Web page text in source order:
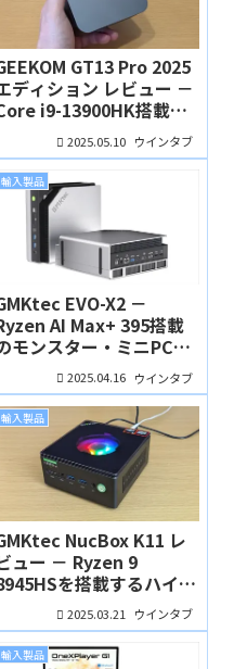
GT13 Pro 2025
ディション レビュー －
i9-13900HK搭載、
そのままでも高性能だが
いじれば化ける」
2025.05.10 ウインタブ
輸入製品
EVO-X2 －
AI Max+ 395搭載
モンスター・ミニPC、
先行予約販売がスター
！64GB/1TBモデルが
ドル（4月16日修正
）
2025.04.16 ウインタブ
輸入製品
NucBox K11 レ
ュー － Ryzen 9
を搭載するハイス
ペック・ハイコスパなミ
PC
2025.03.21 ウインタブ
輸入製品